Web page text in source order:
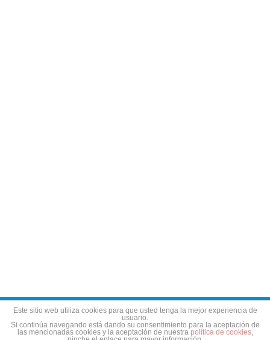
Aviso legal Política de privacidad Política de cookies
Este sitio web utiliza cookies para que usted tenga la mejor experiencia de
usuario.
Si continúa navegando está dando su consentimiento para la aceptación de
las mencionadas cookies y la aceptación de nuestra política de cookies,